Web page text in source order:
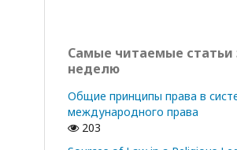
Самые читаемые статьи
неделю
Общие принципы права в
международного права
203